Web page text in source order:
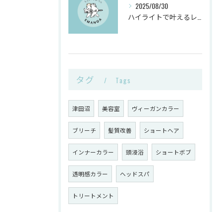
2025/08/30
タグ Tags
津田沼 美容室 ヴィーガンカラー
ブリーチ 髪質改善 ショートヘア
インナーカラー 頭浸浴 ショートボブ
透明感カラー ヘッドスパ
トリートメント